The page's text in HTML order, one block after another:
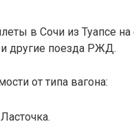
в Сочи из Туапсе
другие поезда РЖД.
от типа вагона: